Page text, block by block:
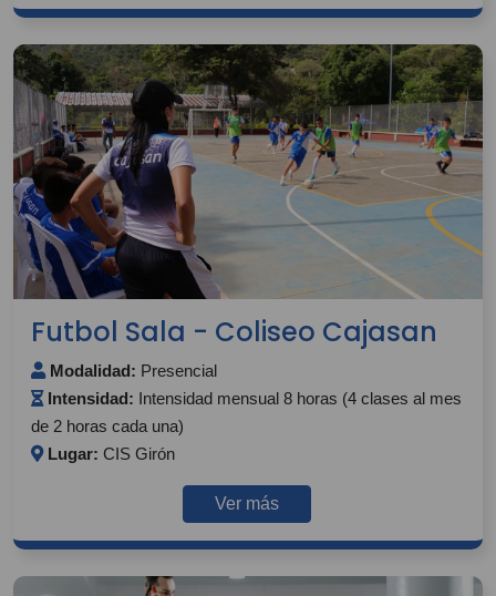
Futbol Sala - Coliseo Cajasan
Modalidad: Presencial
Intensidad: Intensidad mensual 8 horas (4 clases al mes
de 2 horas cada una)
Lugar: CIS Girón
Ver más